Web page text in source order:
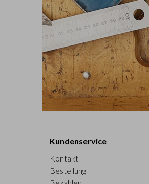
Kundenservice
Kontakt
Bestellung